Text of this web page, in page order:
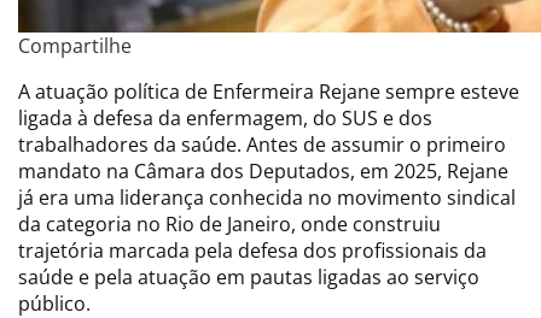
Compartilhe
A atuação política de Enfermeira Rejane sempre esteve
ligada à defesa da enfermagem, do SUS e dos
trabalhadores da saúde. Antes de assumir o primeiro
mandato na Câmara dos Deputados, em 2025, Rejane
já era uma liderança conhecida no movimento sindical
da categoria no Rio de Janeiro, onde construiu
trajetória marcada pela defesa dos profissionais da
saúde e pela atuação em pautas ligadas ao serviço
público.